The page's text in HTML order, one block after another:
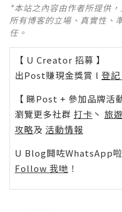
*本站之內容由作者所提供
所有博客的立場、真實性、
任。
【 U Creator 招募 】
出Post賺現金獎賞 l 登記
【 睇Post + 參加品牌活動
瀏覽更多社群 打卡 丶 旅遊
攻略及 活動情報
U Blog開咗WhatsApp啦
Follow 我哋 ！